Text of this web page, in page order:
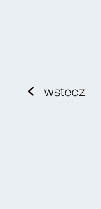
wstecz